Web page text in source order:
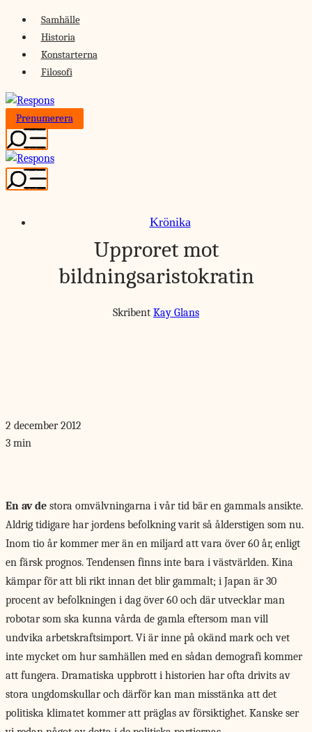
Skip
content
Samhälle
Historia
Konstarterna
Filosofi
Prenumerera
Krönika
Upproret mot
bildningsaristokratin
Skribent Kay Glans
2 december 2012
3 min
En av de stora omvälvningarna i vår tid bär en gammals ansikte.
Aldrig tidigare har jordens befolkning varit så ålderstigen som nu.
Inom tio år kommer mer än en miljard att vara över 60 år, enligt
en färsk prognos. Tendensen finns inte bara i västvärlden. Kina
kämpar för att bli rikt innan det blir gammalt; i Japan är 30
procent av befolkningen i dag över 60 och där utvecklar man
robotar som ska kunna vårda de gamla eftersom man vill
undvika arbetskraftsimport. Vi är inne på okänd mark och vet
inte mycket om hur samhällen med en sådan demografi kommer
att fungera. Dramatiska uppbrott i historien har ofta drivits av
stora ungdomskullar och därför kan man misstänka att det
politiska klimatet kommer att präglas av försiktighet. Kanske ser